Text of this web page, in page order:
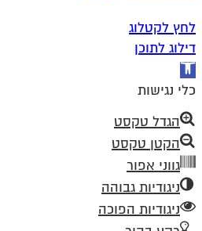
לחץ לקטלוג
דילוג לתוכן
פתח
סרגל
נגישות
כלי נגישות
הגדל טקסט
הקטן טקסט
גווני אפור
ניגודיות גבוהה
ניגודיות הפוכה